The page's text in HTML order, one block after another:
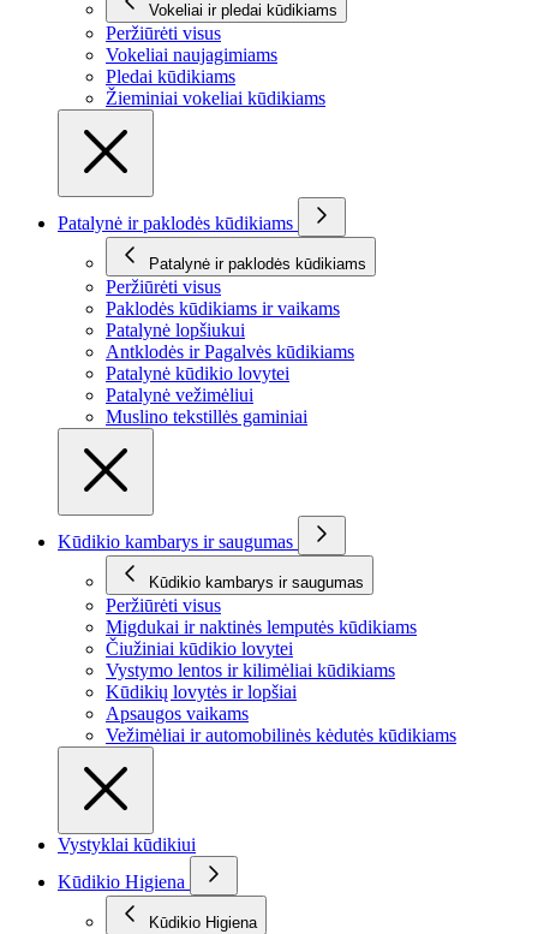
Vokeliai ir pledai kūdikiams
Peržiūrėti visus
Vokeliai naujagimiams
Pledai kūdikiams
Žieminiai vokeliai kūdikiams
Patalynė ir paklodės kūdikiams
Patalynė ir paklodės kūdikiams
Peržiūrėti visus
Paklodės kūdikiams ir vaikams
Patalynė lopšiukui
Antklodės ir Pagalvės kūdikiams
Patalynė kūdikio lovytei
Patalynė vežimėliui
Muslino tekstillės gaminiai
Kūdikio kambarys ir saugumas
Kūdikio kambarys ir saugumas
Peržiūrėti visus
Migdukai ir naktinės lemputės kūdikiams
Čiužiniai kūdikio lovytei
Vystymo lentos ir kilimėliai kūdikiams
Kūdikių lovytės ir lopšiai
Apsaugos vaikams
Vežimėliai ir automobilinės kėdutės kūdikiams
Vystyklai kūdikiui
Kūdikio Higiena
Kūdikio Higiena